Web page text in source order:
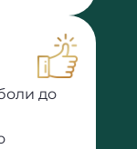
до